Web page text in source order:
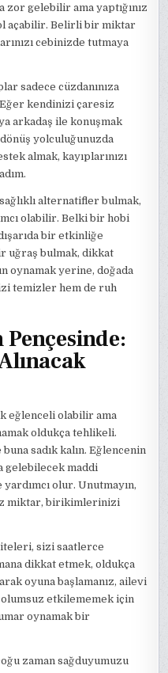
zor gelebilir ama yaptığınız
açabilir. Belirli bir miktar
cebinizde tutmaya
sadece cüzdanınıza
kendinizi çaresiz
arkadaş ile konuşmak
yolculuğunuzda
almak, kayıplarınızı
alternatifler bulmak,
olabilir. Belki bir hobi
bir etkinliğe
uğraş bulmak, dikkat
oynamak yerine, doğada
temizler hem de ruh
eğlenceli olabilir ama
oldukça tehlikeli.
sadık kalın. Eğlencenin
gelebilecek maddi
yardımcı olur. Unutmayın,
miktar, birikimlerinizi
sizi saatlerce
dikkat etmek, oldukça
oyuna başlamanız, ailevi
etkilememek için
oynamak bir
zaman sağduyumuzu